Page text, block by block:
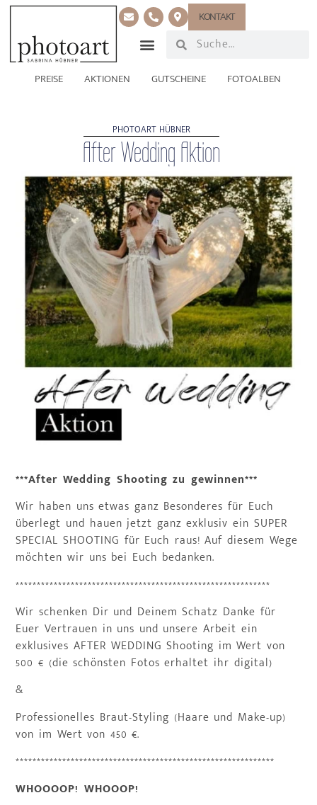
KONTAKT
PREISE AKTIONEN GUTSCHEINE FOTOALBEN
PHOTOART HÜBNER
After Wedding Aktion
***After Wedding Shooting zu gewinnen***
Wir haben uns etwas ganz Besonderes für Euch
überlegt und hauen jetzt ganz exklusiv ein SUPER
SPECIAL SHOOTING für Euch raus! Auf diesem Wege
möchten wir uns bei Euch bedanken.
************************************************************
Wir schenken Dir und Deinem Schatz Danke für
Euer Vertrauen in uns und unsere Arbeit ein
exklusives AFTER WEDDING Shooting im Wert von
500 € (die schönsten Fotos erhaltet ihr digital)
&
Professionelles Braut-Styling (Haare und Make-up)
von im Wert von 450 €.
*************************************************************
WHOOOOP! WHOOOP!